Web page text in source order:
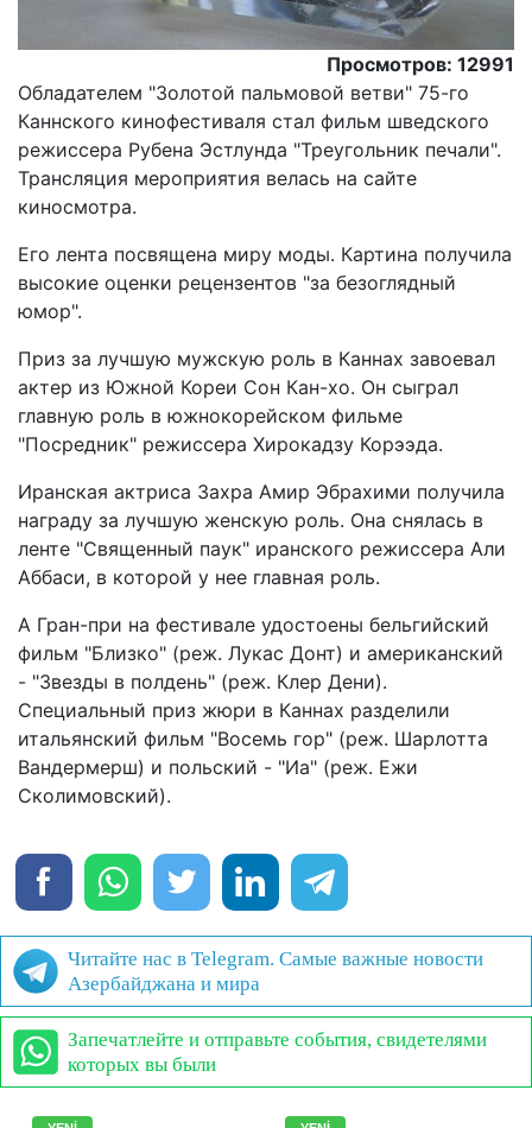
Просмотров: 12991
Обладателем "Золотой пальмовой ветви" 75-го
Каннского кинофестиваля стал фильм шведского
режиссера Рубена Эстлунда "Треугольник печали".
Трансляция мероприятия велась на сайте
киносмотра.
Его лента посвящена миру моды. Картина получила
высокие оценки рецензентов "за безоглядный
юмор".
Приз за лучшую мужскую роль в Каннах завоевал
актер из Южной Кореи Сон Кан-хо. Он сыграл
главную роль в южнокорейском фильме
"Посредник" режиссера Хирокадзу Корээда.
Иранская актриса Захра Амир Эбрахими получила
награду за лучшую женскую роль. Она снялась в
ленте "Священный паук" иранского режиссера Али
Аббаси, в которой у нее главная роль.
А Гран-при на фестивале удостоены бельгийский
фильм "Близко" (реж. Лукас Донт) и американский
- "Звезды в полдень" (реж. Клер Дени).
Специальный приз жюри в Каннах разделили
итальянский фильм "Восемь гор" (реж. Шарлотта
Вандермерш) и польский - "Иа" (реж. Ежи
Сколимовский).
Читайте нас в Telegram. Самые важные новости
Азербайджана и мира
Запечатлейте и отправьте события, свидетелями
которых вы были